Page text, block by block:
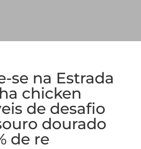
se na Estrada
chicken
de desafio
dourado
de re